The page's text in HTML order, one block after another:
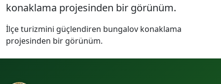
konaklama projesinden bir görünüm.
İlçe turizmini güçlendiren bungalov konaklama
projesinden bir görünüm.